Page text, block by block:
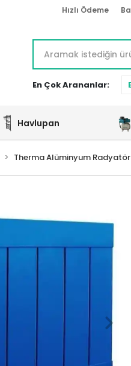
Hızlı Ödeme
En Çok Arananlar:
Havlupan
Therma Alüminyum